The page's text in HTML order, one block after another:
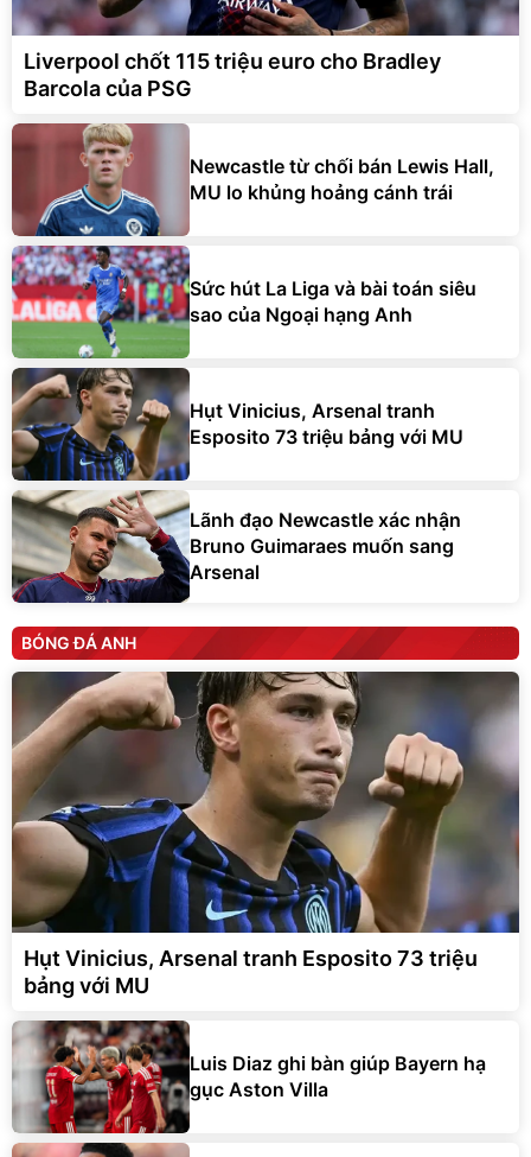
Liverpool chốt 115 triệu euro cho Bradley
Barcola của PSG
Newcastle từ chối bán Lewis Hall,
MU lo khủng hoảng cánh trái
Sức hút La Liga và bài toán siêu
sao của Ngoại hạng Anh
Hụt Vinicius, Arsenal tranh
Esposito 73 triệu bảng với MU
Lãnh đạo Newcastle xác nhận
Bruno Guimaraes muốn sang
Arsenal
BÓNG ĐÁ ANH
Hụt Vinicius, Arsenal tranh Esposito 73 triệu
bảng với MU
Luis Diaz ghi bàn giúp Bayern hạ
gục Aston Villa